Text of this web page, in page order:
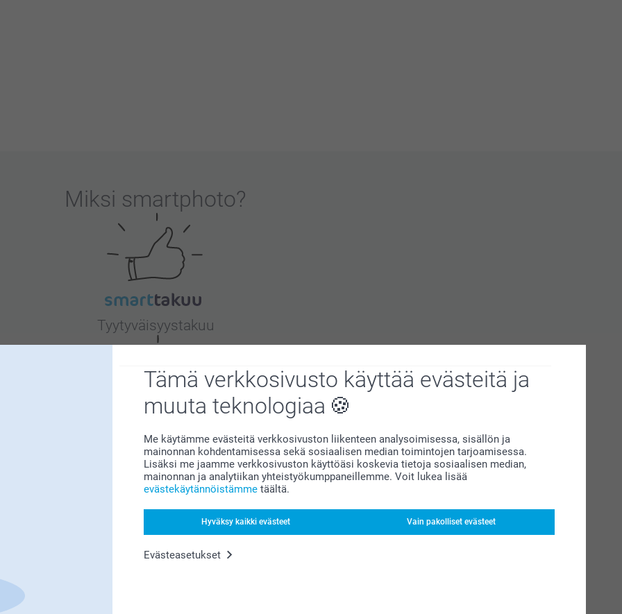
Tämä verkkosivusto käyttää evästeitä ja
muuta teknologiaa
Me käytämme evästeitä verkkosivuston liikenteen analysoimisessa, sisällön ja
mainonnan kohdentamisessa sekä sosiaalisen median toimintojen tarjoamisessa.
Lisäksi me jaamme verkkosivuston käyttöäsi koskevia tietoja sosiaalisen median,
mainonnan ja analytiikan yhteistyökumppaneillemme. Voit lukea lisää
evästekäytännöistämme täältä.
Hyväksy kaikki evästeet Vain pakolliset evästeet
Evästeasetukset
Miksi smartphoto?
Tyytyväisyystakuu
Bonusta kaikista tilauksista